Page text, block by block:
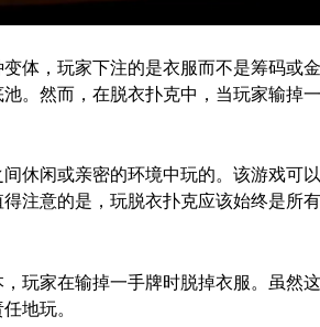
体，玩家下注的是衣服而不是筹码或
。然而，在脱衣扑克中，当玩家输掉
休闲或亲密的环境中玩的。该游戏可
注意的是，玩脱衣扑克应该始终是所
玩家在输掉一手牌时脱掉衣服。虽然
地玩。